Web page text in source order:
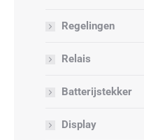
Regelingen
Relais
Batterijstekker
Display